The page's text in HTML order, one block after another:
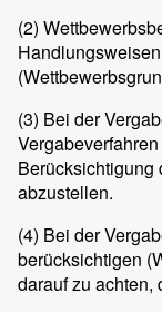
(2)
(3) Bei der
Berücksichtigung
abzustellen.
(4) Bei der
berücksichtigen
darauf zu achten,